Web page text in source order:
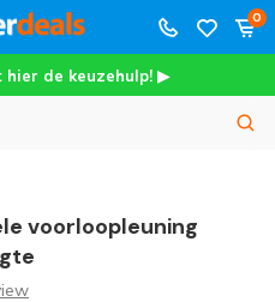
0
hier de keuzehulp! ▶
voorloopleuning